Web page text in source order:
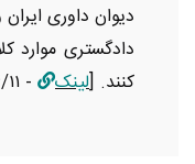
دیوان داوری ایران
دادگستری موارد
کنند.
[لینک - ۱۴۰۲/۰۶/۱۱]